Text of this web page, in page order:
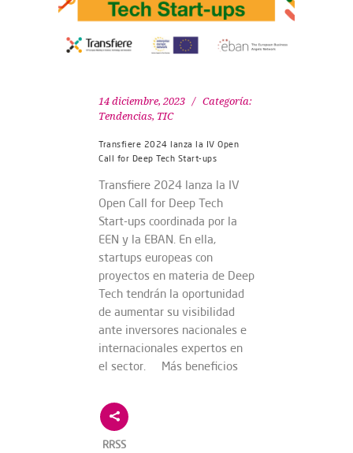
14 diciembre, 2023
Categoría:
Tendencias, TIC
Transfiere 2024 lanza la IV Open
Call for Deep Tech Start-ups
Transfiere 2024 lanza la IV
Open Call for Deep Tech
Start-ups coordinada por la
EEN y la EBAN. En ella,
startups europeas con
proyectos en materia de Deep
Tech tendrán la oportunidad
de aumentar su visibilidad
ante inversores nacionales e
internacionales expertos en
el sector. Más beneficios
RRSS